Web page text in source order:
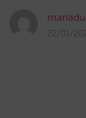
22/01/